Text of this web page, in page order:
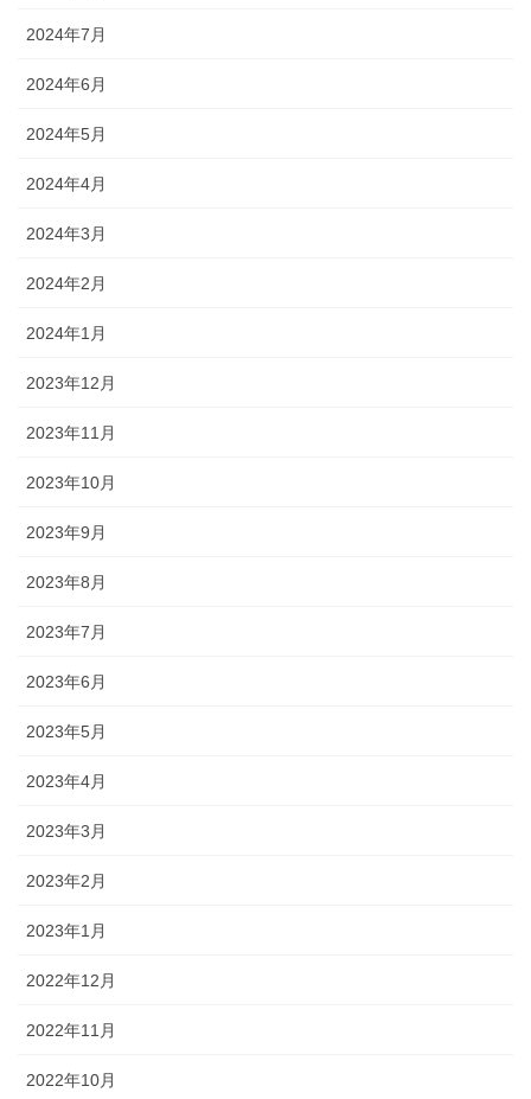
2024年7月
2024年6月
2024年5月
2024年4月
2024年3月
2024年2月
2024年1月
2023年12月
2023年11月
2023年10月
2023年9月
2023年8月
2023年7月
2023年6月
2023年5月
2023年4月
2023年3月
2023年2月
2023年1月
2022年12月
2022年11月
2022年10月